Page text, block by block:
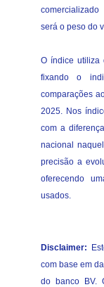
será o peso do
O índice utiliza
fixando o
comparações
2025. Nos
com a
nacional
precisão a
oferecendo
usados.
Disclaimer:
com base em
do banco BV.